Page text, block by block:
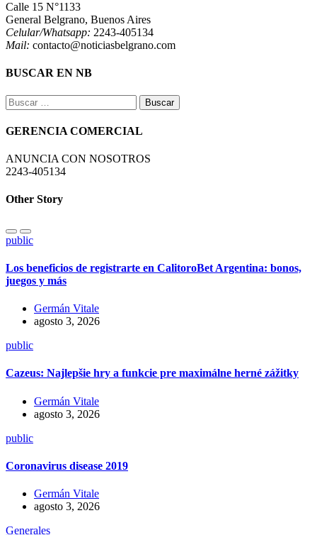
Calle 15 N°1133
General Belgrano, Buenos Aires
Celular/Whatsapp: 2243-405134
Mail: contacto@noticiasbelgrano.com
BUSCAR EN NB
Buscar:
GERENCIA COMERCIAL
ANUNCIA CON NOSOTROS
2243-405134
Other Story
public
Los beneficios de registrarte en CalitoroBet Argentina: bonos,
juegos y más
Germán Vitale
agosto 3, 2026
public
Cazeus: Najlepšie hry a funkcie pre maximálne herné zážitky
Germán Vitale
agosto 3, 2026
public
Coronavirus disease 2019
Germán Vitale
agosto 3, 2026
Generales